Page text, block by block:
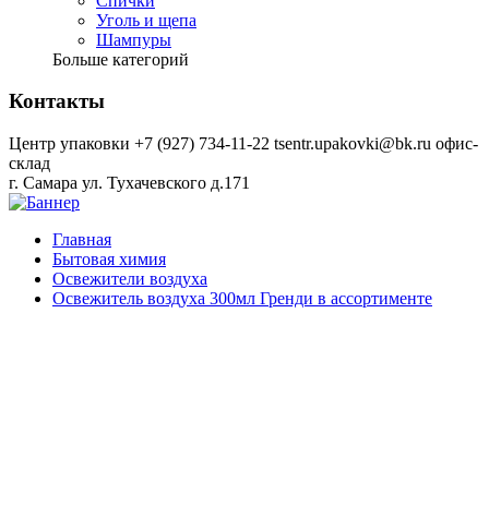
Уголь и щепа
Шампуры
Больше категорий
Контакты
Центр упаковки +7 (927) 734-11-22 tsentr.upakovki@bk.ru офис-
склад
г. Самара ул. Тухачевского д.171
Главная
Бытовая химия
Освежители воздуха
Освежитель воздуха 300мл Гренди в ассортименте